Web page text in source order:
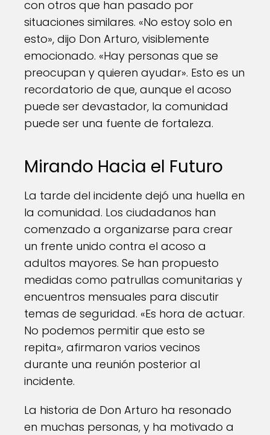
con otros que han pasado por
situaciones similares. «No estoy solo en
esto», dijo Don Arturo, visiblemente
emocionado. «Hay personas que se
preocupan y quieren ayudar». Esto es un
recordatorio de que, aunque el acoso
puede ser devastador, la comunidad
puede ser una fuente de fortaleza.
Mirando Hacia el Futuro
La tarde del incidente dejó una huella en
la comunidad. Los ciudadanos han
comenzado a organizarse para crear
un frente unido contra el acoso a
adultos mayores. Se han propuesto
medidas como patrullas comunitarias y
encuentros mensuales para discutir
temas de seguridad. «Es hora de actuar.
No podemos permitir que esto se
repita», afirmaron varios vecinos
durante una reunión posterior al
incidente.
La historia de Don Arturo ha resonado
en muchas personas, y ha motivado a